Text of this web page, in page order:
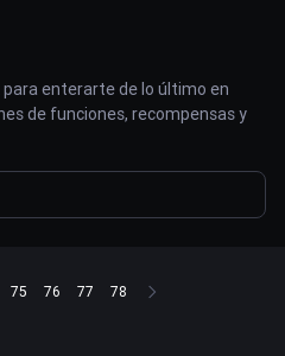
para enterarte de lo último en
de funciones, recompensas y
75 76 77 78